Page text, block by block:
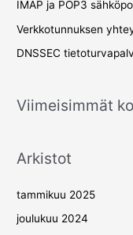
o
r
:
IMAP ja POP3
Verkkotunnuksen
DNSSEC
Viimeisimmät
Arkistot
tammikuu 2025
joulukuu 2024